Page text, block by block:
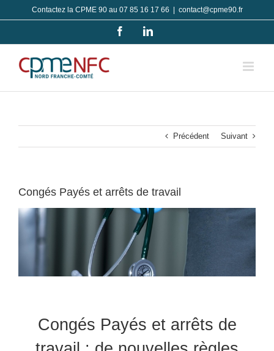
au
Contactez la CPME 90 au 07 85 16 17 66 contact@cpme90.fr
FacebookLinkedIn
Précédent Suivant
Congés Payés et arrêts de travail
Congés Payés et arrêts de